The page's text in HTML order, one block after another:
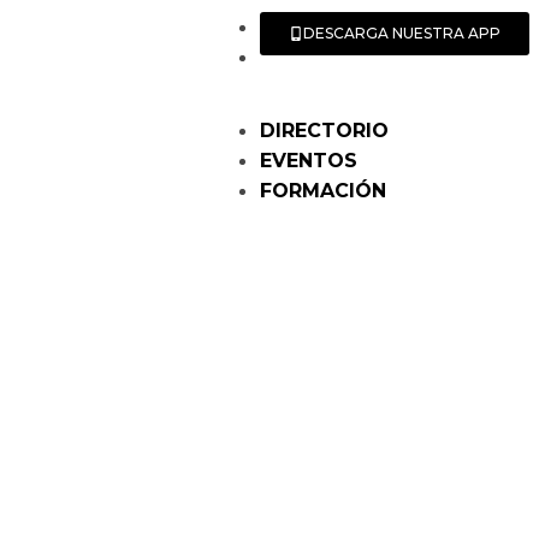
DESCARGA NUESTRA APP
DIRECTORIO
EVENTOS
FORMACIÓN